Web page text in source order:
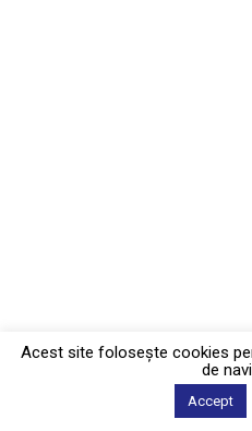
Acest site foloseşte cookies
de
Accept